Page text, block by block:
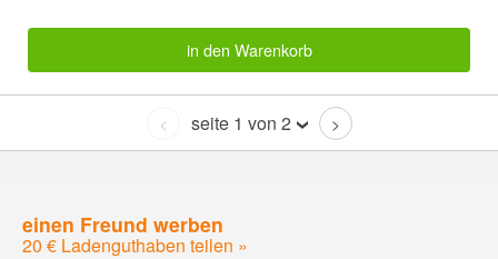
in den Warenkorb
< seite 1 von 2 >
einen Freund werben
20 € Ladenguthaben teilen »